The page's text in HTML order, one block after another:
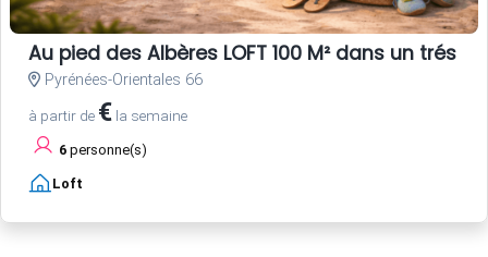
Au pied des Albères LOFT 100 M² dans un trés
Pyrénées-Orientales 66
à partir de € la semaine
6 personne(s)
Loft